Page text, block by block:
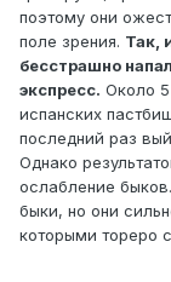
поэтому они
поле зрения. Так,
бесстрашно
экспресс. Около 5
испанских
последний раз
Однако
ослабление
быки, но они
которыми тореро